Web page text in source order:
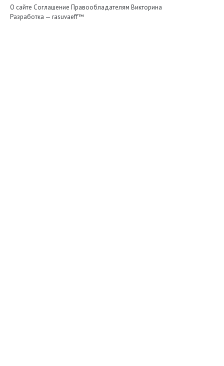
О сайте Соглашение Правообладателям Викторина
Разработка — rasuvaeff™